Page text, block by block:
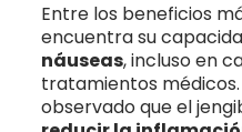
Entre los beneficios
encuentra su
náuseas, incluso en
tratamientos
observado que el